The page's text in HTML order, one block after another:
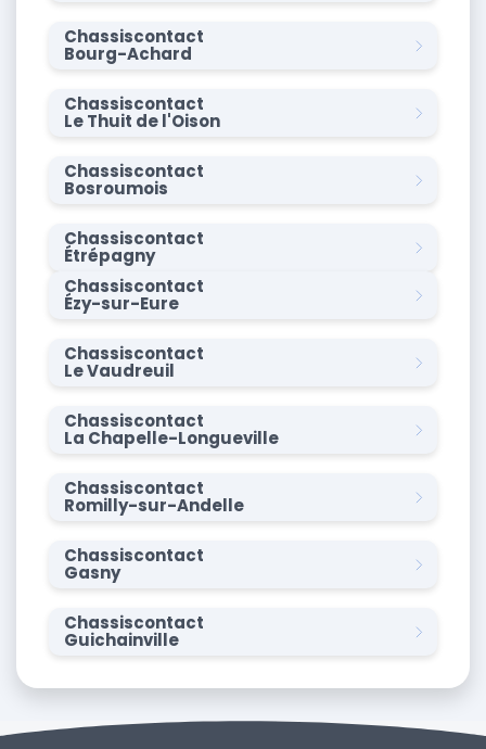
Chassiscontact
Bourg-Achard
Chassiscontact
Le Thuit de l'Oison
Chassiscontact
Bosroumois
Chassiscontact
Étrépagny
Chassiscontact
Ézy-sur-Eure
Chassiscontact
Le Vaudreuil
Chassiscontact
La Chapelle-Longueville
Chassiscontact
Romilly-sur-Andelle
Chassiscontact
Gasny
Chassiscontact
Guichainville